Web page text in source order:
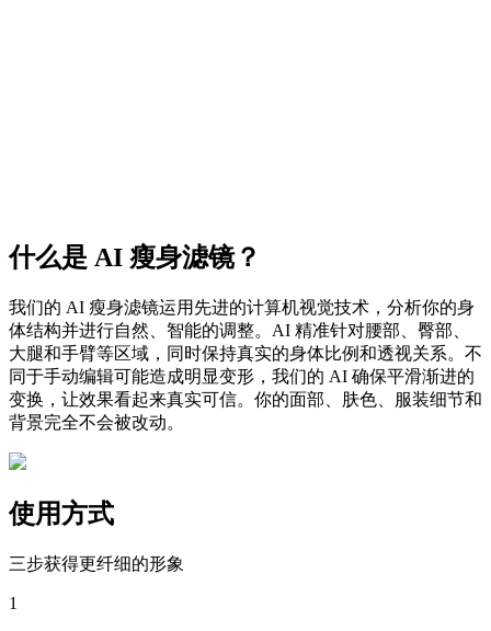
什么是 AI 瘦身滤镜？
我们的 AI 瘦身滤镜运用先进的计算机视觉技术，分析你的身
体结构并进行自然、智能的调整。AI 精准针对腰部、臀部、
大腿和手臂等区域，同时保持真实的身体比例和透视关系。不
同于手动编辑可能造成明显变形，我们的 AI 确保平滑渐进的
变换，让效果看起来真实可信。你的面部、肤色、服装细节和
背景完全不会被改动。
使用方式
三步获得更纤细的形象
1